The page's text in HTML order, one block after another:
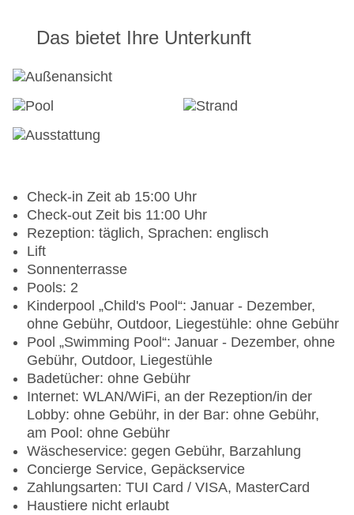
Das bietet Ihre Unterkunft
Check-in Zeit ab 15:00 Uhr
Check-out Zeit bis 11:00 Uhr
Rezeption: täglich, Sprachen: englisch
Lift
Sonnenterrasse
Pools: 2
Kinderpool „Child's Pool“: Januar - Dezember,
ohne Gebühr, Outdoor, Liegestühle: ohne Gebühr
Pool „Swimming Pool“: Januar - Dezember, ohne
Gebühr, Outdoor, Liegestühle
Badetücher: ohne Gebühr
Internet: WLAN/WiFi, an der Rezeption/in der
Lobby: ohne Gebühr, in der Bar: ohne Gebühr,
am Pool: ohne Gebühr
Wäscheservice: gegen Gebühr, Barzahlung
Concierge Service, Gepäckservice
Zahlungsarten: TUI Card / VISA, MasterCard
Haustiere nicht erlaubt